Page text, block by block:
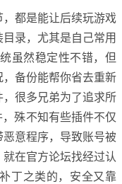
都是能让后续玩游戏
录，尤其是自己常用
虽然稳定性不错，但
备份能帮你省去重新
很多兄弟为了追求所
，殊不知有些插件不仅
意程序，导致账号被
在官方论坛找经过认
丁之类的，安全又靠